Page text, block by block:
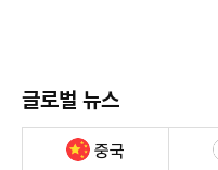
글로벌 뉴스
중국